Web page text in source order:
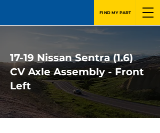
FIND MY PART
17-19 Nissan Sentra (1.6)
CV Axle Assembly - Front
Left